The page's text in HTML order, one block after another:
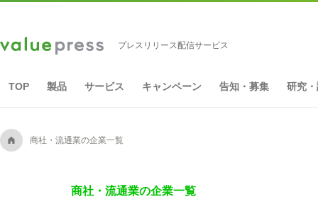
プレスリリース配信サービス
TOP 製品 サービス キャンペーン 告知・募集 研究
A 商社・流通業の企業一覧
商社・流通業の企業一覧